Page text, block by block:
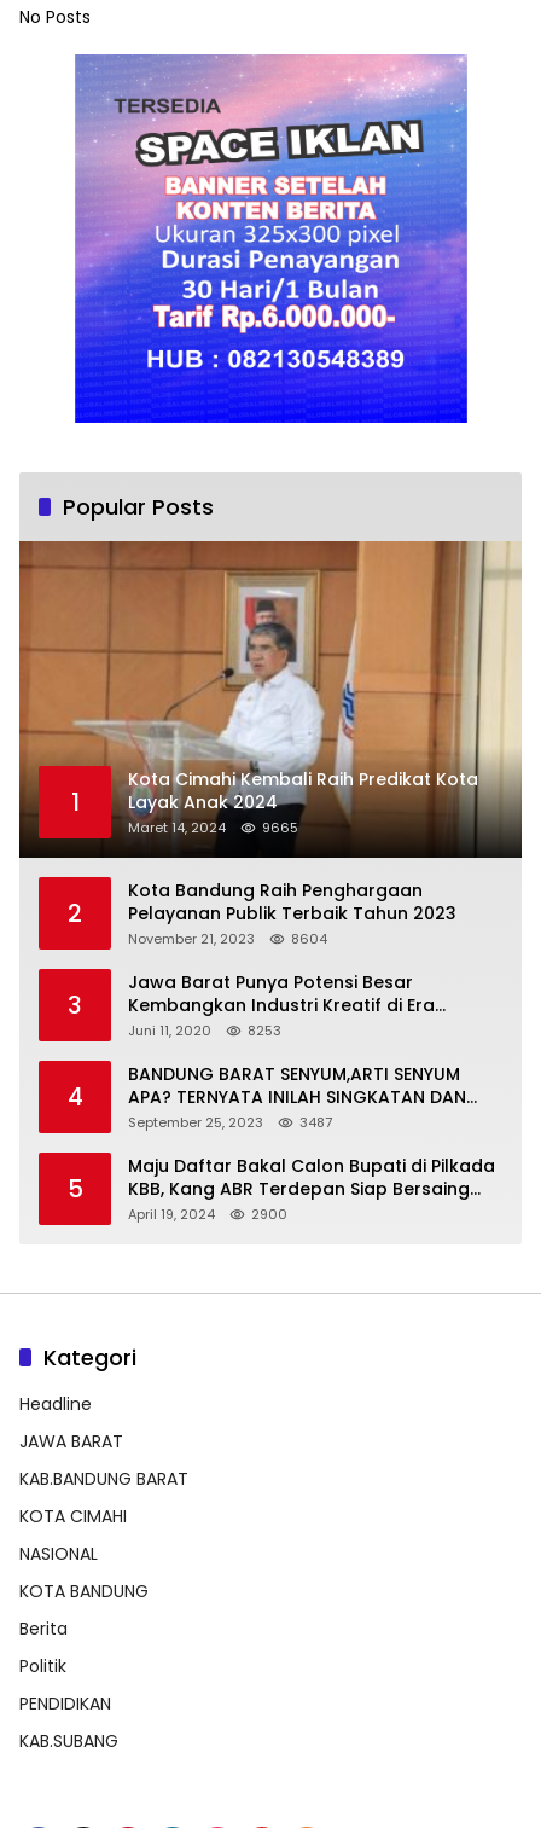
No Posts
Popular Posts
1
Kota Cimahi Kembali Raih Predikat Kota
Layak Anak 2024
Maret 14, 2024 9665
2
Kota Bandung Raih Penghargaan
Pelayanan Publik Terbaik Tahun 2023
November 21, 2023 8604
3
Jawa Barat Punya Potensi Besar
Kembangkan Industri Kreatif di Era
Normal Baru
Juni 11, 2020 8253
4
BANDUNG BARAT SENYUM,ARTI SENYUM
APA? TERNYATA INILAH SINGKATAN DAN
MAKNANYA
September 25, 2023 3487
5
Maju Daftar Bakal Calon Bupati di Pilkada
KBB, Kang ABR Terdepan Siap Bersaing
Dengan Balon Lainnya
April 19, 2024 2900
Kategori
Headline
JAWA BARAT
KAB.BANDUNG BARAT
KOTA CIMAHI
NASIONAL
KOTA BANDUNG
Berita
Politik
PENDIDIKAN
KAB.SUBANG